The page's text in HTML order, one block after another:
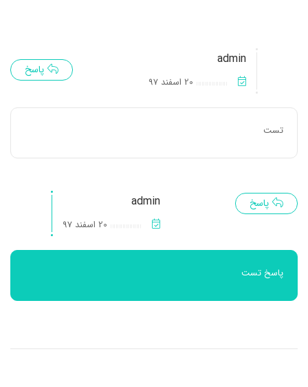
admin
20 اسفند 97
پاسخ
تست
admin
20 اسفند 97
پاسخ
پاسخ تست